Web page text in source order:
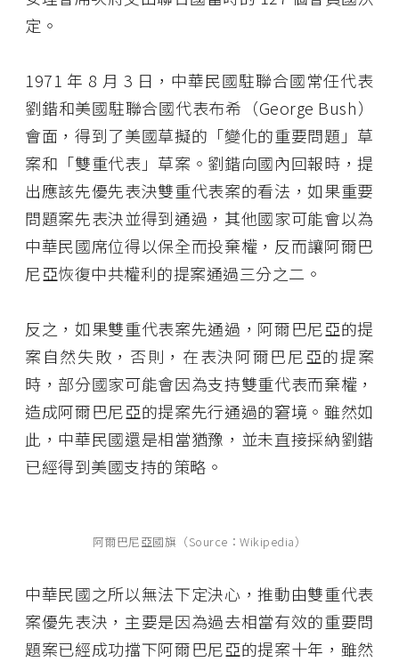
定。
1971 年 8 月 3 日，中華民國駐聯合國常任代表
劉鍇和美國駐聯合國代表布希（George Bush）
會面，得到了美國草擬的「變化的重要問題」草
案和「雙重代表」草案。劉鍇向國內回報時，提
出應該先優先表決雙重代表案的看法，如果重要
問題案先表決並得到通過，其他國家可能會以為
中華民國席位得以保全而投棄權，反而讓阿爾巴
尼亞恢復中共權利的提案通過三分之二。
反之，如果雙重代表案先通過，阿爾巴尼亞的提
案自然失敗，否則，在表決阿爾巴尼亞的提案
時，部分國家可能會因為支持雙重代表而棄權，
造成阿爾巴尼亞的提案先行通過的窘境。雖然如
此，中華民國還是相當猶豫，並未直接採納劉鍇
已經得到美國支持的策略。
阿爾巴尼亞國旗（Source：Wikipedia）
中華民國之所以無法下定決心，推動由雙重代表
案優先表決，主要是因為過去相當有效的重要問
題案已經成功擋下阿爾巴尼亞的提案十年，雖然